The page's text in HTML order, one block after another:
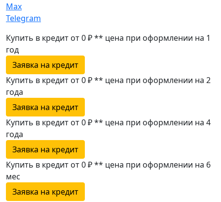
Max
Telegram
Купить в кредит от 0 ₽** цена при оформлении на 1
год
Заявка на кредит
Купить в кредит от 0 ₽** цена при оформлении на 2
года
Заявка на кредит
Купить в кредит от 0 ₽** цена при оформлении на 4
года
Заявка на кредит
Купить в кредит от 0 ₽** цена при оформлении на 6
мес
Заявка на кредит